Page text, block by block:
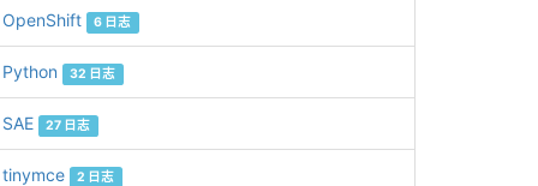
OpenShift 6 日志
Python 32 日志
SAE 27 日志
tinymce 2 日志